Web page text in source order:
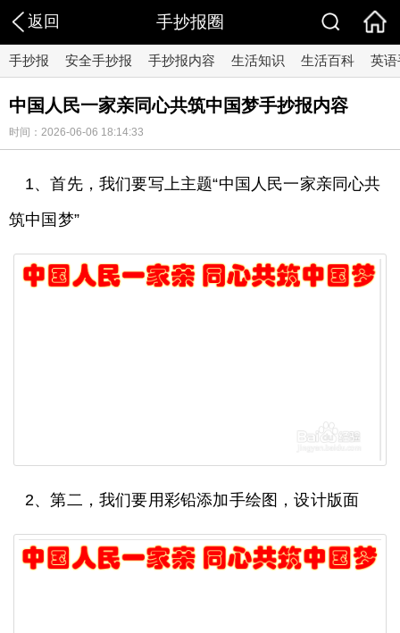
返回 手抄报圈
手抄报 安全手抄报 手抄报内容 生活知识 生活百科 英
中国人民一家亲同心共筑中国梦手抄报内容
时间：2026-06-06 18:14:33
1、首先，我们要写上主题“中国人民一家亲同心共
筑中国梦”
2、第二，我们要用彩铅添加手绘图，设计版面